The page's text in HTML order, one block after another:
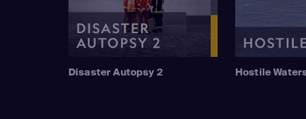
Disaster Autopsy 2 Hostile